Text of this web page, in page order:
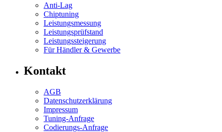
Anti-Lag
Chiptuning
Leistungsmessung
Leistungsprüfstand
Leistungssteigerung
Für Händler & Gewerbe
Kontakt
AGB
Datenschutzerklärung
Impressum
Tuning-Anfrage
Codierungs-Anfrage